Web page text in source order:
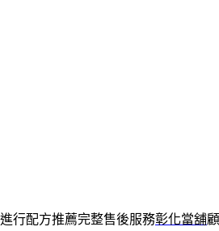
行配方推薦完整售後服務彰化當舖